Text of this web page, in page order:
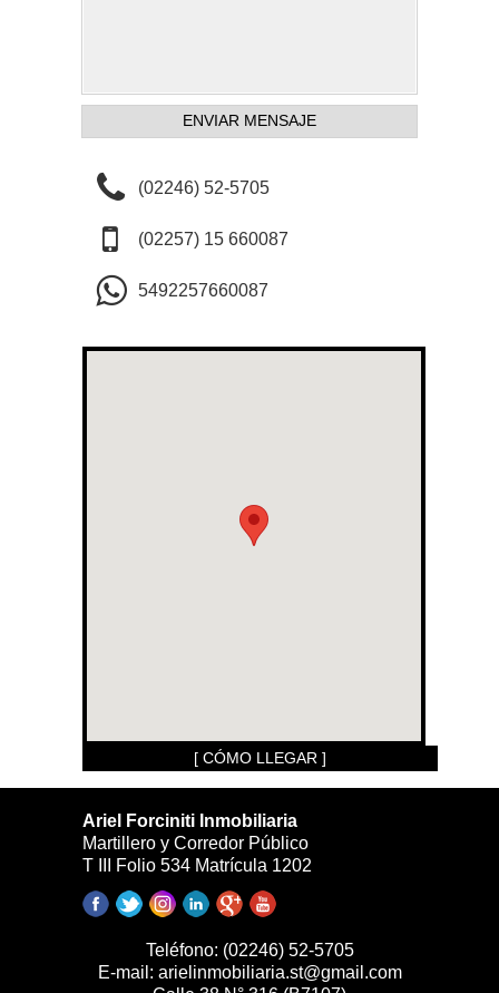
(02246) 52-5705
(02257) 15 660087
5492257660087
[ CÓMO LLEGAR ]
Ariel Forciniti Inmobiliaria
Martillero y Corredor Público
T III Folio 534 Matrícula 1202
Teléfono: (02246) 52-5705
E-mail: arielinmobiliaria.st@gmail.com